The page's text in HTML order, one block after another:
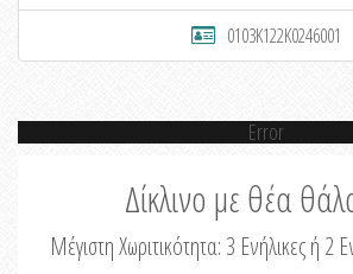
0103K122K0246001
Error
Δίκλινο με θέα
Μέγιστη Χωριτικότητα: 3 Ενήλικες ή 2